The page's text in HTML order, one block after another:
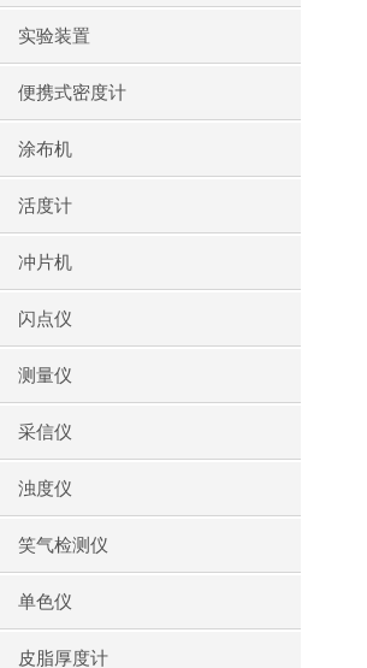
实验装置
便携式密度计
涂布机
活度计
冲片机
闪点仪
测量仪
采信仪
浊度仪
笑气检测仪
单色仪
皮脂厚度计